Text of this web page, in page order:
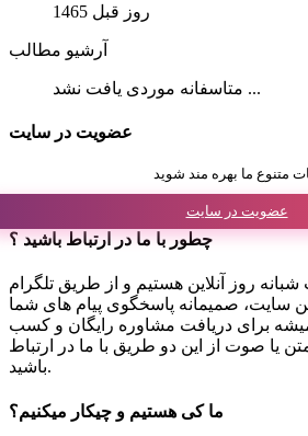
1465 روز قبل
آرشیو مطالب
متاسفانه موردی یافت نشد ...
عضویت در سایت
عضویت در سایت
چطور با ما در ارتباط باشید ؟
کل 24 ساعت شبانه روز آنلاین هستیم و از طریق تلگرام
سایت، صمیمانه پاسخگوی پیام های شما
برای دریافت مشاوره رایگان و کسب
یا صوت از این دو طریق با ما در ارتباط
باشید.
ما کی هستیم و چیکار میکنیم؟